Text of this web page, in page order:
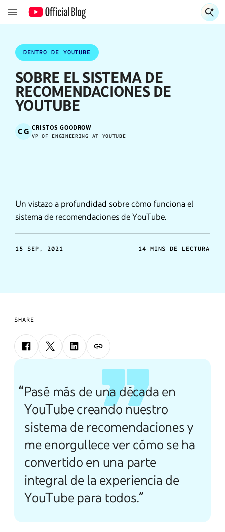
DENTRO DE YOUTUBE
SOBRE EL SISTEMA DE
RECOMENDACIONES DE
YOUTUBE
CG CRISTOS GOODROW
VP OF ENGINEERING AT YOUTUBE
Un vistazo a profundidad sobre cómo funciona el
sistema de recomendaciones de YouTube.
15 SEP, 2021 14 MINS DE LECTURA
SHARE
“Pasé más de una década en
YouTube creando nuestro
sistema de recomendaciones y
me enorgullece ver cómo se ha
convertido en una parte
integral de la experiencia de
YouTube para todos.”